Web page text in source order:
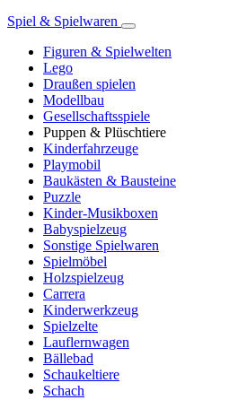
Spiel & Spielwaren
Figuren & Spielwelten
Lego
Draußen spielen
Modellbau
Gesellschaftsspiele
Puppen & Plüschtiere
Kinderfahrzeuge
Playmobil
Baukästen & Bausteine
Puzzle
Kinder-Musikboxen
Babyspielzeug
Sonstige Spielwaren
Spielmöbel
Holzspielzeug
Carrera
Kinderwerkzeug
Spielzelte
Lauflernwagen
Bällebad
Schaukeltiere
Schach